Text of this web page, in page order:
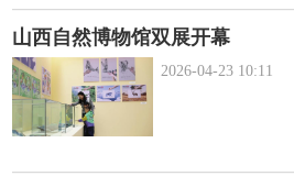
山西自然博物馆双展开幕
2026-04-23 10:11